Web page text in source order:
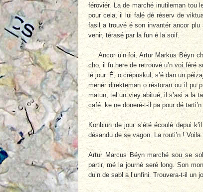
féroviér. La de marché inutileman tou
pour cela, il lui falé dé réserv de
fasil a trouvé é son invantér ancor plu
venir, térasé par la fun é la soif.
Ancor u’n foi, Artur Markus Béyn
cho, il fu here de retrouvé u’n voi féré
lé jour. É, o crépuskul, s’é dan un
menér direkteman o réstoran ou il pu
matun, tel un viey abitué, il s’asi a la
café. ke ne doneré-t-il pa pour dé tarti’n
...
Konbiun de jour s’été écoulé depui
désandu de se vagon. La routi’n !
...
Artur Marcus Béyn marché sou se
partir, mé la journé seré long. Son
du’n de sabl a l’unfini. Trouvera-t-il un